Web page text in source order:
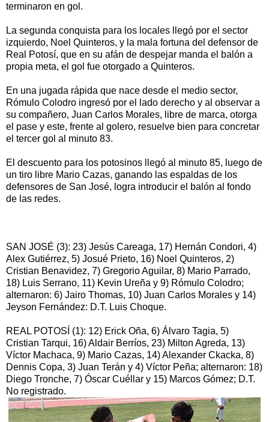
terminaron en gol.
La segunda conquista para los locales llegó por el sector
izquierdo, Noel Quinteros, y la mala fortuna del defensor de
Real Potosí, que en su afán de despejar manda el balón a
propia meta, el gol fue otorgado a Quinteros.
En una jugada rápida que nace desde el medio sector,
Rómulo Colodro ingresó por el lado derecho y al observar a
su compañero, Juan Carlos Morales, libre de marca, otorga
el pase y este, frente al golero, resuelve bien para concretar
el tercer gol al minuto 83.
El descuento para los potosinos llegó al minuto 85, luego de
un tiro libre Mario Cazas, ganando las espaldas de los
defensores de San José, logra introducir el balón al fondo
de las redes.
SAN JOSÉ (3): 23) Jesús Careaga, 17) Hernán Condori, 4)
Alex Gutiérrez, 5) Josué Prieto, 16) Noel Quinteros, 2)
Cristian Benavidez, 7) Gregorio Aguilar, 8) Mario Parrado,
18) Luis Serrano, 11) Kevin Ureña y 9) Rómulo Colodro;
alternaron: 6) Jairo Thomas, 10) Juan Carlos Morales y 14)
Jeyson Fernández: D.T. Luis Choque.
REAL POTOSÍ (1): 12) Erick Oña, 6) Álvaro Tagia, 5)
Cristian Tarqui, 16) Aldair Berríos, 23) Milton Agreda, 13)
Víctor Machaca, 9) Mario Cazas, 14) Alexander Ckacka, 8)
Dennis Copa, 3) Juan Terán y 4) Víctor Peña; alternaron: 18)
Diego Tronche, 7) Óscar Cuéllar y 15) Marcos Gómez; D.T.
No registrado.